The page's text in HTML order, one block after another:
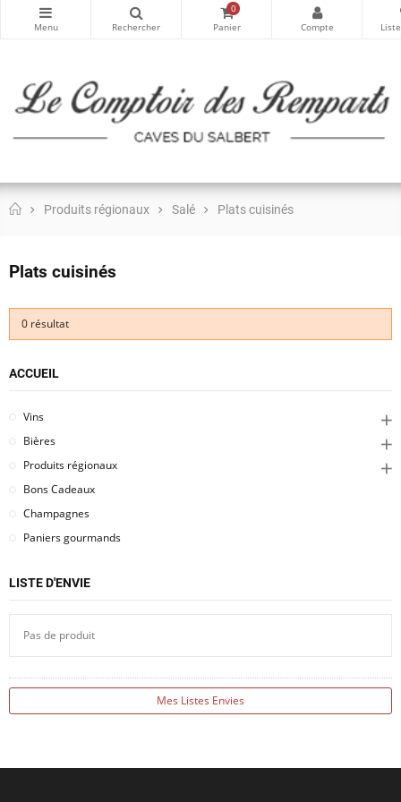
0
Produits régionaux Salé Plats cuisinés
Plats cuisinés
0 résultat
ACCUEIL
Vins
Bières
Produits régionaux
Bons Cadeaux
Champagnes
Paniers gourmands
LISTE D'ENVIE
Pas de produit
Mes Listes Envies